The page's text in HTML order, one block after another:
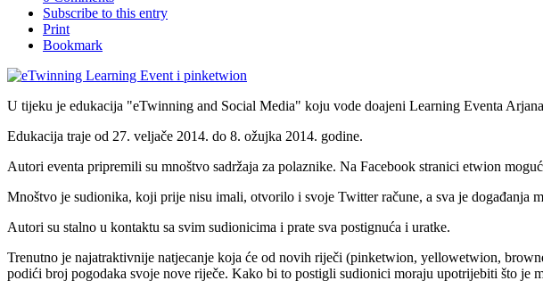
Subscribe to this entry
Print
Bookmark
U tijeku je edukacija "eTwinning and Social Media" koju vode doajeni Learning Eventa
Edukacija traje od 27. veljače 2014. do 8. ožujka 2014. godine.
Autori eventa pripremili su mnoštvo sadržaja za polaznike. Na Facebook stranici etwion
Mnoštvo je sudionika, koji prije nisu imali, otvorilo i svoje Twitter račune, a sva je događanja
Autori su stalno u kontaktu sa svim sudionicima i prate sva postignuća i uratke.
Trenutno je najatraktivnije natjecanje koja će od novih riječi (pinketwion, yellowetwion,
podići broj pogodaka svoje nove riječe. Kako bi to postigli sudionici moraju upotrijebiti što je